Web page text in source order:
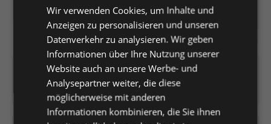
Artikelnummer:
K0440715
4003644002658
Wir verwenden Cookies, um Inhalte und
Anzeigen zu personalisieren und unseren
Datenverkehr zu analysieren. Wir geben
Informationen über Ihre Nutzung unserer
Website auch an unsere Werbe- und
Analysepartner weiter, die diese
möglicherweise mit anderen
Informationen kombinieren, die Sie ihnen